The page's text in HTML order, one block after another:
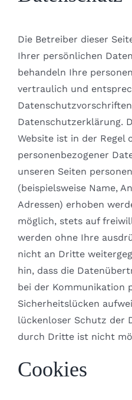
Die Betreiber dieser
Ihrer persönlichen
behandeln Ihre
vertraulich und
Datenschutzerklärung.
Website ist in der Regel
personenbezogener
unseren Seiten
(beispielsweise Name,
Adressen) erhoben
möglich, stets auf
werden ohne Ihre
nicht an Dritte
hin, dass die
bei der Kommunikation
Sicherheitslücken
lückenloser Schutz der
durch Dritte ist nicht
Cookies